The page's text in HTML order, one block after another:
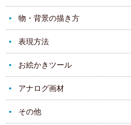
物・背景の描き方
表現方法
お絵かきツール
アナログ画材
その他